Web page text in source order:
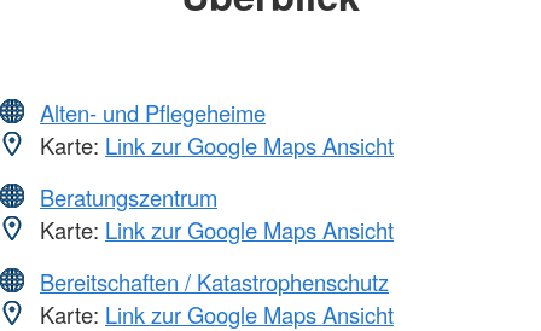
Alten- und Pflegeheime
Karte: Link zur Google Maps Ansicht
Beratungszentrum
Karte: Link zur Google Maps Ansicht
Bereitschaften / Katastrophenschutz
Karte: Link zur Google Maps Ansicht